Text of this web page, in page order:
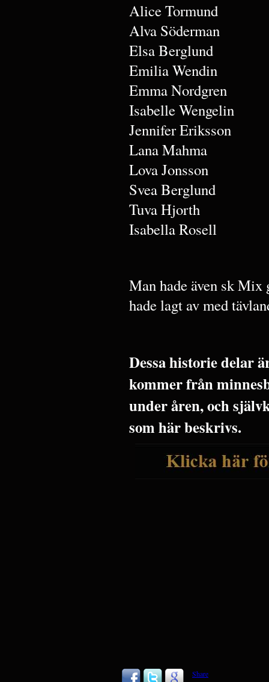
Alice Tormund
Alva Söderman
Elsa Berglund
Emilia Wendin
Emma Nordgren
Isabelle Wengelin
Jennifer Eriksson
Lana Mahma
Lova Jonsson
Svea Berglund
Tuva Hjorth
Isabella Rosell
Man hade även sk Mix
hade lagt av med
Dessa historie delar
kommer från
under åren, och
som här beskrivs.
Share